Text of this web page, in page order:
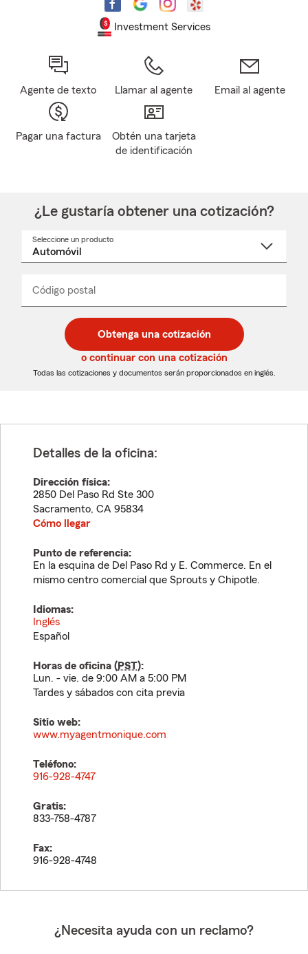
Investment Services
Agente de texto Llamar al agente Email al agente
Pagar una factura
Obtén una tarjeta
de identificación
¿Le gustaría obtener una cotización?
Seleccione un producto
desplegable
Código postal
de
5
dígitos
de
5
dígitos
_____
Obtenga una cotización
o continuar con una cotización
Todas las cotizaciones y documentos serán proporcionados en inglés.
Detalles de la oficina:
Dirección física:
2850 Del Paso Rd Ste 300
Sacramento, CA 95834
Cómo llegar
Punto de referencia:
En la esquina de Del Paso Rd y E. Commerce. En el
mismo centro comercial que Sprouts y Chipotle.
Idiomas:
Inglés
Español
Horas de oficina (PST):
Lun. - vie. de 9:00 AM a 5:00 PM
Tardes y sábados con cita previa
Sitio web:
www.myagentmonique.com
Teléfono:
916-928-4747
Gratis:
833-758-4787
Fax:
916-928-4748
¿Necesita ayuda con un reclamo?